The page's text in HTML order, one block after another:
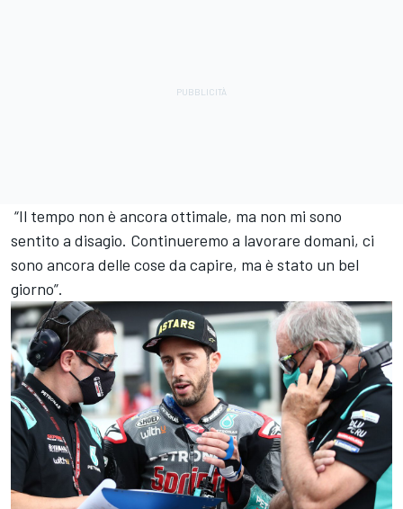
“Il tempo non è ancora ottimale, ma non mi sono
sentito a disagio. Continueremo a lavorare domani, ci
sono ancora delle cose da capire, ma è stato un bel
giorno”.